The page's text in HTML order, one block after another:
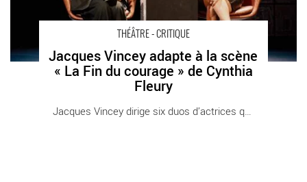
THÉÂTRE - CRITIQUE
Jacques Vincey adapte à la scène
« La Fin du courage » de Cynthia
Fleury
Jacques Vincey dirige six duos d’actrices qui [...]